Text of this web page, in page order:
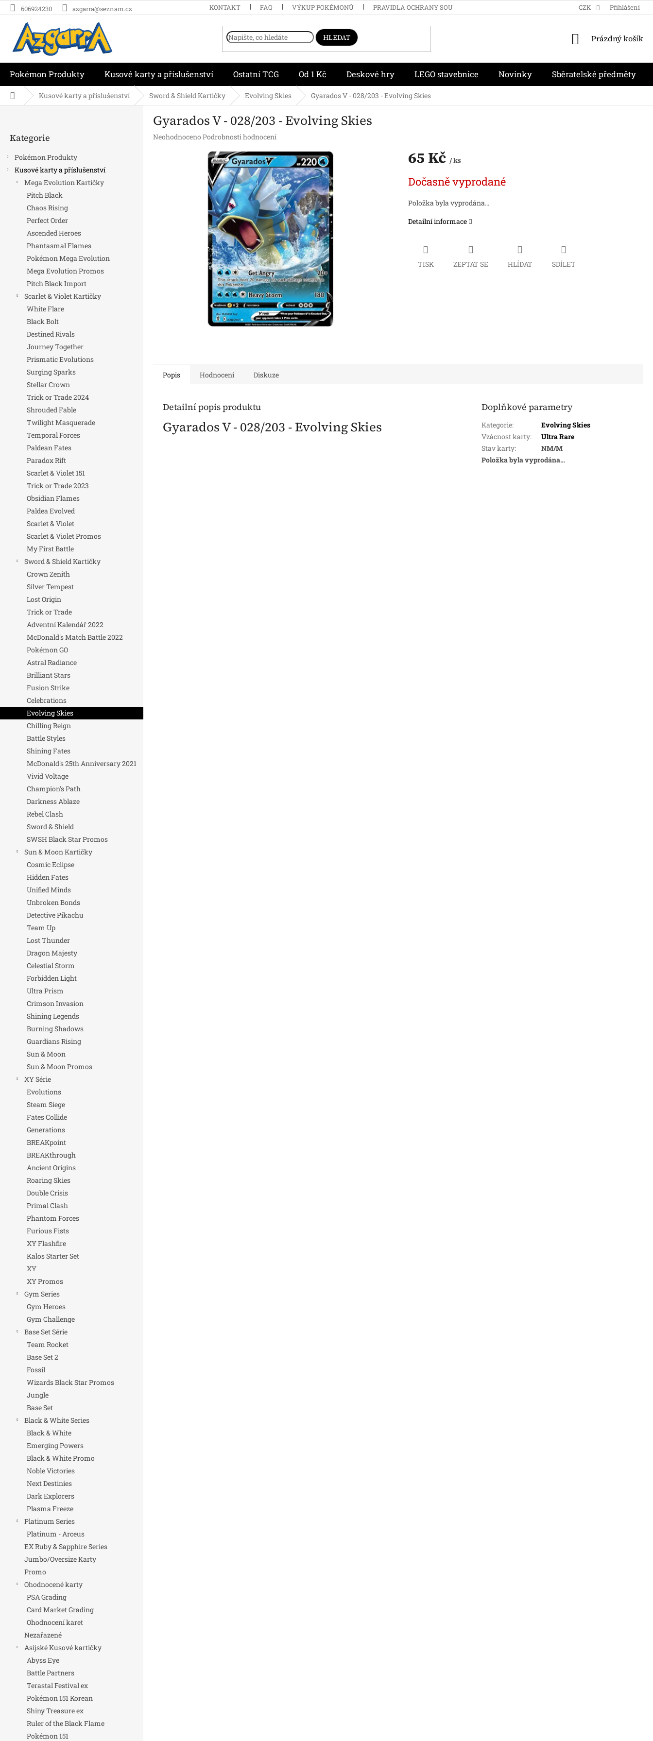
Přejít
na
606924230 azgarra@seznam.cz KONTAKT FAQ VÝKUP POKÉMONŮ PRAVIDLA OCHRANY SOUKROMÍ MOJE OBJEDNÁVKA
CZK Přihlášení
HLEDAT
NÁKUPNÍ
Prázdný košík
Pokémon Produkty Kusové karty a příslušenství Ostatní TCG Od 1 Kč Deskové hry LEGO stavebnice Novinky Sběratelské předměty
Domů Kusové karty a příslušenství Sword & Shield Kartičky Evolving Skies Gyarados V - 028/203 - Evolving Skies
kategorie
Kategorie
Pokémon Produkty
Kusové karty a příslušenství
Mega Evolution Kartičky
Pitch Black
Chaos Rising
Perfect Order
Ascended Heroes
Phantasmal Flames
Pokémon Mega Evolution
Mega Evolution Promos
Pitch Black Import
Scarlet & Violet Kartičky
White Flare
Black Bolt
Destined Rivals
Journey Together
Prismatic Evolutions
Surging Sparks
Stellar Crown
Trick or Trade 2024
Shrouded Fable
Twilight Masquerade
Temporal Forces
Paldean Fates
Paradox Rift
Scarlet & Violet 151
Trick or Trade 2023
Obsidian Flames
Paldea Evolved
Scarlet & Violet
Scarlet & Violet Promos
My First Battle
Sword & Shield Kartičky
Crown Zenith
Silver Tempest
Lost Origin
Trick or Trade
Adventní Kalendář 2022
McDonald's Match Battle 2022
Pokémon GO
Astral Radiance
Brilliant Stars
Fusion Strike
Celebrations
Evolving Skies
Chilling Reign
Battle Styles
Shining Fates
McDonald's 25th Anniversary 2021
Vivid Voltage
Champion's Path
Darkness Ablaze
Rebel Clash
Sword & Shield
SWSH Black Star Promos
Sun & Moon Kartičky
Cosmic Eclipse
Hidden Fates
Unified Minds
Unbroken Bonds
Detective Pikachu
Team Up
Lost Thunder
Dragon Majesty
Celestial Storm
Forbidden Light
Ultra Prism
Crimson Invasion
Shining Legends
Burning Shadows
Guardians Rising
Sun & Moon
Sun & Moon Promos
XY Série
Evolutions
Steam Siege
Fates Collide
Generations
BREAKpoint
BREAKthrough
Ancient Origins
Roaring Skies
Double Crisis
Primal Clash
Phantom Forces
Furious Fists
XY Flashfire
Kalos Starter Set
XY
XY Promos
Gym Series
Gym Heroes
Gym Challenge
Base Set Série
Team Rocket
Base Set 2
Fossil
Wizards Black Star Promos
Jungle
Base Set
Black & White Series
Black & White
Emerging Powers
Black & White Promo
Noble Victories
Next Destinies
Dark Explorers
Plasma Freeze
Platinum Series
Platinum - Arceus
EX Ruby & Sapphire Series
Jumbo/Oversize Karty
Promo
Ohodnocené karty
PSA Grading
Card Market Grading
Ohodnocení karet
Nezařazené
Asijské Kusové kartičky
Abyss Eye
Battle Partners
Terastal Festival ex
Pokémon 151 Korean
Shiny Treasure ex
Ruler of the Black Flame
Pokémon 151
Gyarados V - 028/203 - Evolving Skies
Průměrné
Neohodnoceno Podrobnosti hodnocení
65 Kč / ks
cena:
Dočasně vyprodané
Položka byla vyprodána…
Detailní informace
TISK ZEPTAT SE HLÍDAT SDÍLET
Popis Hodnocení Diskuze
Detailní popis produktu
Gyarados V - 028/203 - Evolving Skies
Doplňkové parametry
Kategorie:
Evolving Skies
Vzácnost karty:
Ultra Rare
Stav karty:
NM/M
Položka byla vyprodána…